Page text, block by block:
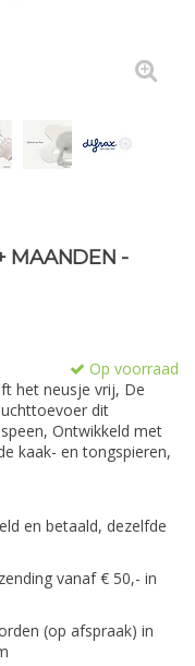
MAANDEN -
Op voorraad
het neusje vrij, De
dit
Ontwikkeld met
kaak- en tongspieren,
en betaald, dezelfde
vanaf € 50,- in
(op afspraak) in